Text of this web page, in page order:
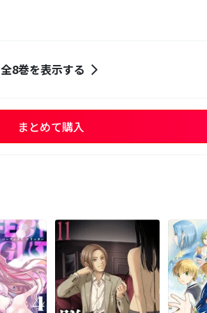
全8巻を表示する
まとめて購入